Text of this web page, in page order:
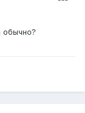
обычно?